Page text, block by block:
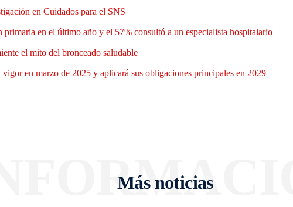
en Cuidados para el SNS
en el último año y el 57% consultó a un especialista hospitalario
el mito del bronceado saludable
en marzo de 2025 y aplicará sus obligaciones principales en 2029
Más noticias